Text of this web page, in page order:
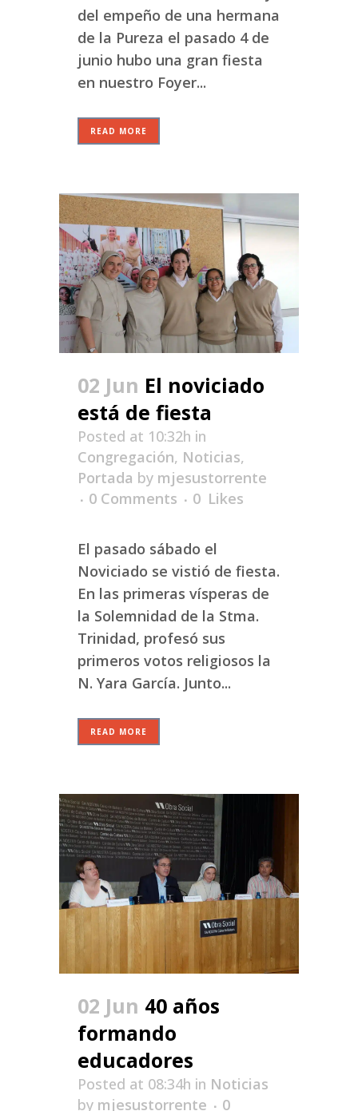
del empeño de una hermana
de la Pureza el pasado 4 de
junio hubo una gran fiesta
en nuestro Foyer...
READ MORE
02 Jun El noviciado
está de fiesta
Posted at 10:32h in
Congregación, Noticias,
Portada by mjesustorrente
0 Comments
0 Likes
El pasado sábado el
Noviciado se vistió de fiesta.
En las primeras vísperas de
la Solemnidad de la Stma.
Trinidad, profesó sus
primeros votos religiosos la
N. Yara García. Junto...
READ MORE
02 Jun 40 años
formando
educadores
Posted at 08:34h in Noticias
by mjesustorrente
0